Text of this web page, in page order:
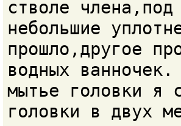
стволе члена,под
небольшие
прошло,другое
водных
мытье головки я
головки в двух